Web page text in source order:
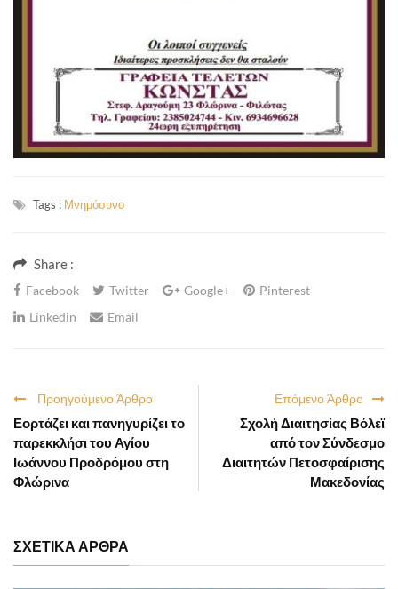
Tags : Μνημόσυνο
Share :
Facebook Twitter Google+
Pinterest
Linkedin
Email
Επόμενο Άρθρο
Σχολή Διαιτησίας Βόλεϊ
από τον Σύνδεσμο
Διαιτητών Πετοσφαίρισης
Μακεδονίας
Προηγούμενο Άρθρο
Εορτάζει και πανηγυρίζει το
παρεκκλήσι του Αγίου
Ιωάννου Προδρόμου στη
Φλώρινα
ΣΧΕΤΙΚΑ ΑΡΘΡΑ